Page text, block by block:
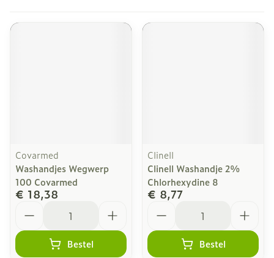
Covarmed
Washandjes Wegwerp
100 Covarmed
€ 18,38
Bestel
Clinell
Clinell Washandje 2%
Chlorhexydine 8
€ 8,77
Bestel